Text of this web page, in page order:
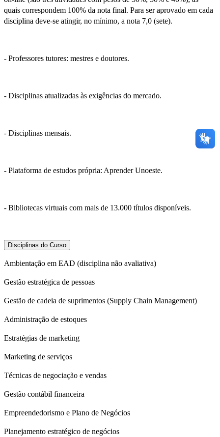
quais correspondem 100% da nota final. Para ser aprovado em cada
disciplina deve-se atingir, no mínimo, a nota 7,0 (sete).
- Professores tutores: mestres e doutores.
- Disciplinas atualizadas às exigências do mercado.
- Disciplinas mensais.
- Plataforma de estudos própria: Aprender Unoeste.
- Bibliotecas virtuais com mais de 13.000 títulos disponíveis.
Disciplinas do Curso
Ambientação em EAD (disciplina não avaliativa)
Gestão estratégica de pessoas
Gestão de cadeia de suprimentos (Supply Chain Management)
Administração de estoques
Estratégias de marketing
Marketing de serviços
Técnicas de negociação e vendas
Gestão contábil financeira
Empreendedorismo e Plano de Negócios
Planejamento estratégico de negócios